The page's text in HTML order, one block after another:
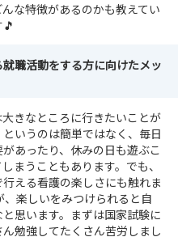
な特徴があるのかも教えてい
職活動をする方に向けたメッ
きなところに行きたいことが
いうのは簡単ではなく、毎日
あったり、休みの日も遊ぶこ
まうこともあります。でも、
える看護の楽しさにも触れま
、楽しいをみつけられると自
思います。まずは国家試験に
勉強してたくさん苦労しまし